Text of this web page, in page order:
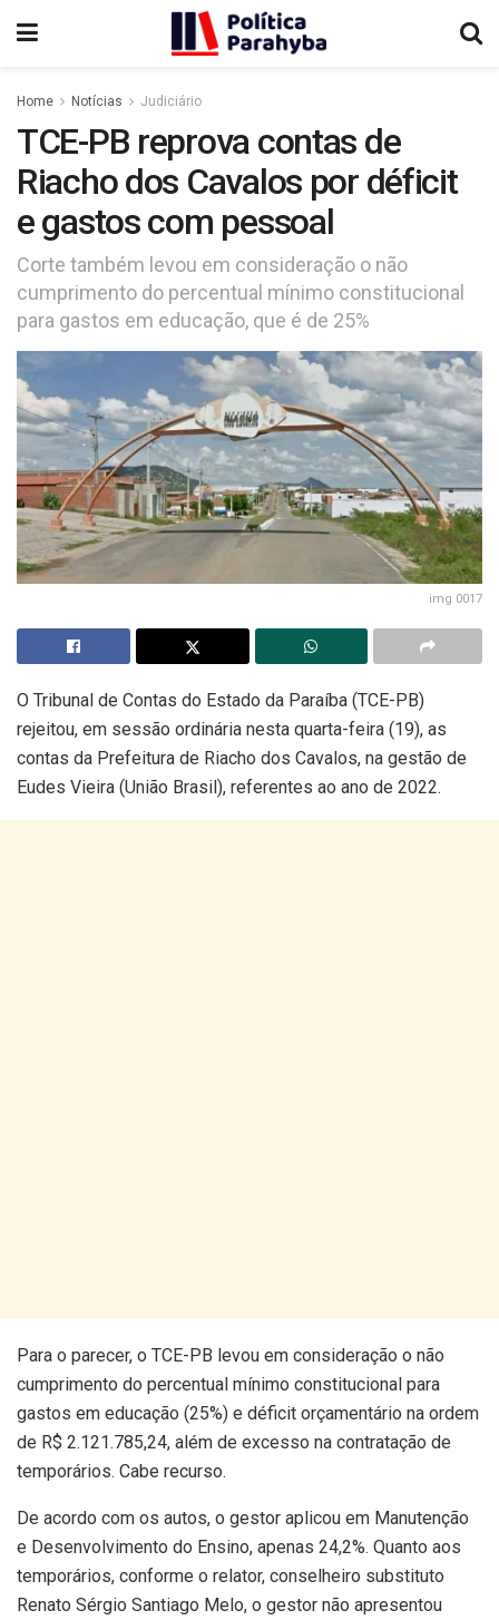
Home Notícias Judiciário
TCE-PB reprova contas de
Riacho dos Cavalos por déficit
e gastos com pessoal
Corte também levou em consideração o não
cumprimento do percentual mínimo constitucional
para gastos em educação, que é de 25%
img 0017
O Tribunal de Contas do Estado da Paraíba (TCE-PB)
rejeitou, em sessão ordinária nesta quarta-feira (19), as
contas da Prefeitura de Riacho dos Cavalos, na gestão de
Eudes Vieira (União Brasil), referentes ao ano de 2022.
Para o parecer, o TCE-PB levou em consideração o não
cumprimento do percentual mínimo constitucional para
gastos em educação (25%) e déficit orçamentário na ordem
de R$ 2.121.785,24, além de excesso na contratação de
temporários. Cabe recurso.
De acordo com os autos, o gestor aplicou em Manutenção
e Desenvolvimento do Ensino, apenas 24,2%. Quanto aos
temporários, conforme o relator, conselheiro substituto
Renato Sérgio Santiago Melo, o gestor não apresentou